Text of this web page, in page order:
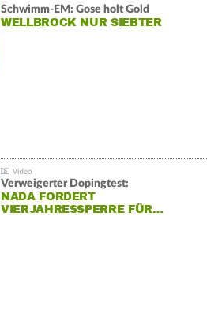
Schwimm-EM: Gose holt Gold
WELLBROCK NUR SIEBTER
Verweigerter Dopingtest:
NADA FORDERT
VIERJAHRESSPERRE FÜR…